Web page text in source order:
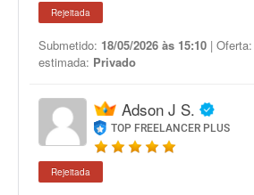
Rejeitada
Submetido: 18/05/2026 às 15:10 | Oferta:
estimada: Privado
Adson J S.
TOP FREELANCER PLUS
Rejeitada